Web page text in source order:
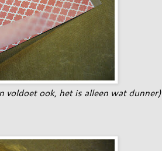
voldoet ook, het is alleen wat dunner)